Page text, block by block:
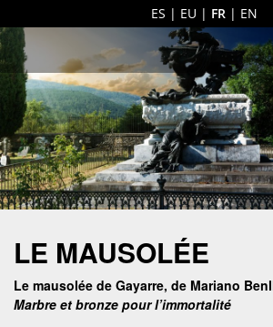
ES | EU | FR| EN
LE MAUSOLÉE
Le mausolée de Gayarre, de Mariano
Marbre et bronze pour l’immortalité